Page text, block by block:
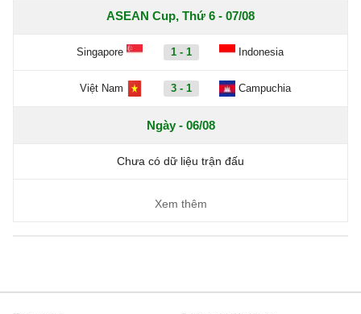
ASEAN Cup, Thứ 6 - 07/08
Singapore 1 - 1 Indonesia
Việt Nam 3 - 1 Campuchia
Ngày - 06/08
Chưa có dữ liệu trận đấu
Xem thêm